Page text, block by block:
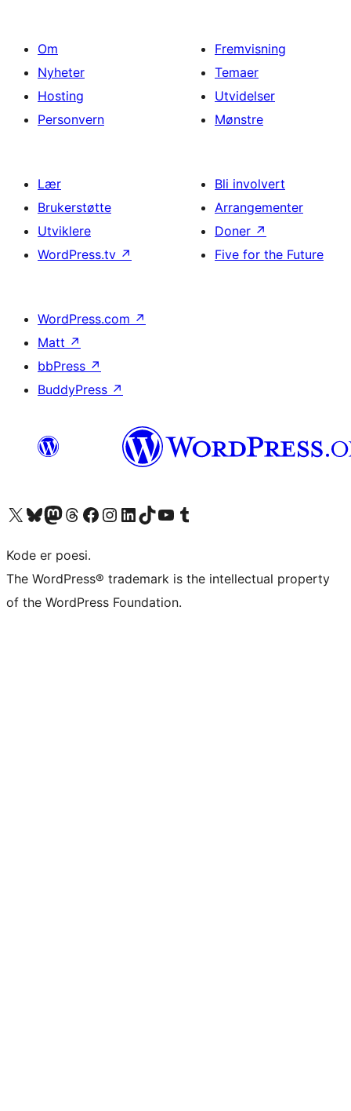
Om
Nyheter
Hosting
Personvern
Fremvisning
Temaer
Utvidelser
Mønstre
Lær
Brukerstøtte
Utviklere
WordPress.tv ↗
Bli involvert
Arrangementer
Doner ↗
Five for the Future
WordPress.com ↗
Matt ↗
bbPress ↗
BuddyPress ↗
Besøk vår konto på X Visit our Bluesky account
Besøk vår Mastodon-konto
Visit our Threads account
Besøk vår Facebook-sideBesøk vår Instagram-konto
Besøk vår LinkedIn-konto
Visit our TikTok account
Visit our YouTube channel
Visit our Tumblr account
Kode er poesi.
The WordPress® trademark is the intellectual property
of the WordPress Foundation.